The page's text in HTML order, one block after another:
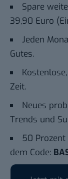
Spare
39,90 Euro
Jeden
Gutes.
Zeit.
Neues
Trends und
50
dem Code: